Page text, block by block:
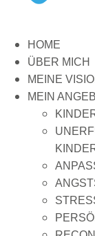
HOME
ÜBER MICH
MEINE
MEIN